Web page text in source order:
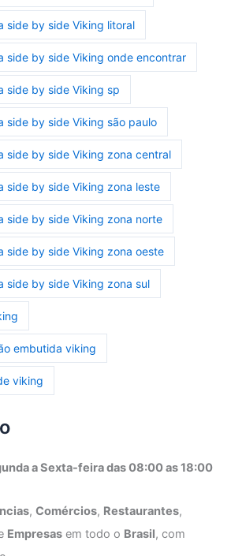
side by side Viking litoral
side by side Viking onde encontrar
side by side Viking sp
side by side Viking são paulo
side by side Viking zona central
side by side Viking zona leste
side by side Viking zona norte
side by side Viking zona oeste
side by side Viking zona sul
embutida viking
viking
a Sexta-feira das 08:00 as 18:00
,Comércios, Restaurantes,
Empresas em todo o Brasil, com